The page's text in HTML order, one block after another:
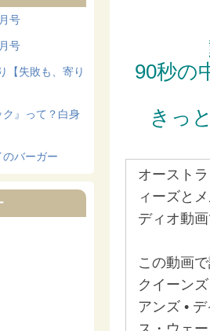
号
号
【失敗も、寄り
』って？白身
バーガー
90秒の
きっ
オースト
ィーズと
ディオ動
この動画
クイーン
アンズ •